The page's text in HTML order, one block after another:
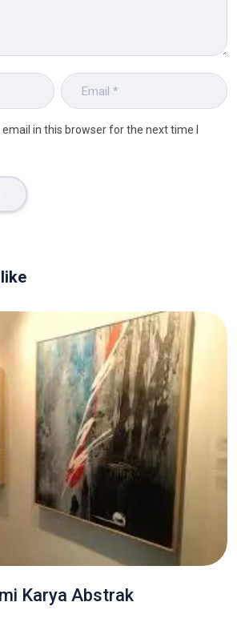
in this browser for the next time I
Karya Abstrak